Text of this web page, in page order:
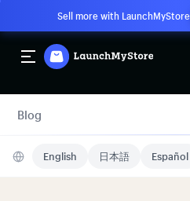
Sell more with LaunchMyStore
Blog
English 日本語 Español